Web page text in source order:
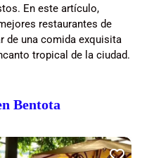
En este artículo,
restaurantes de
de una comida exquisita
tropical de la ciudad.
Bentota